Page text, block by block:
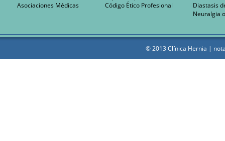
Asociaciones Médicas
Código Ético Profesional
Diastasis
Neuralgia
© 2013 Clínica Hernia |